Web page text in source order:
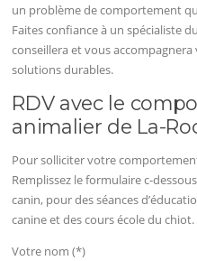
un problème de comportement
Faites confiance à un spécialiste
conseillera et vous
solutions durables.
RDV avec le
animalier de La-
Pour solliciter votre
Remplissez le formulaire c-
canin, pour des séances
canine et des cours école du chiot.
Votre nom (*)